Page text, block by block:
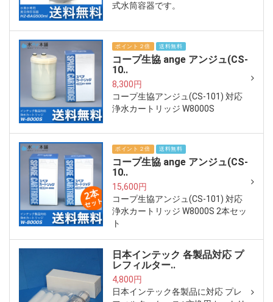
式水筒容器です。
ポイント２倍 送料無料
コープ生協 ange アンジュ(CS-
10..
8,300円
コープ生協アンジュ(CS-101) 対応
浄水カートリッジ W8000S
ポイント２倍 送料無料
コープ生協 ange アンジュ(CS-
10..
15,600円
コープ生協アンジュ(CS-101) 対応
浄水カートリッジ W8000S 2本セッ
ト
日本インテック 各製品対応 プ
レフィルター..
4,800円
日本インテック各製品に対応 プレ